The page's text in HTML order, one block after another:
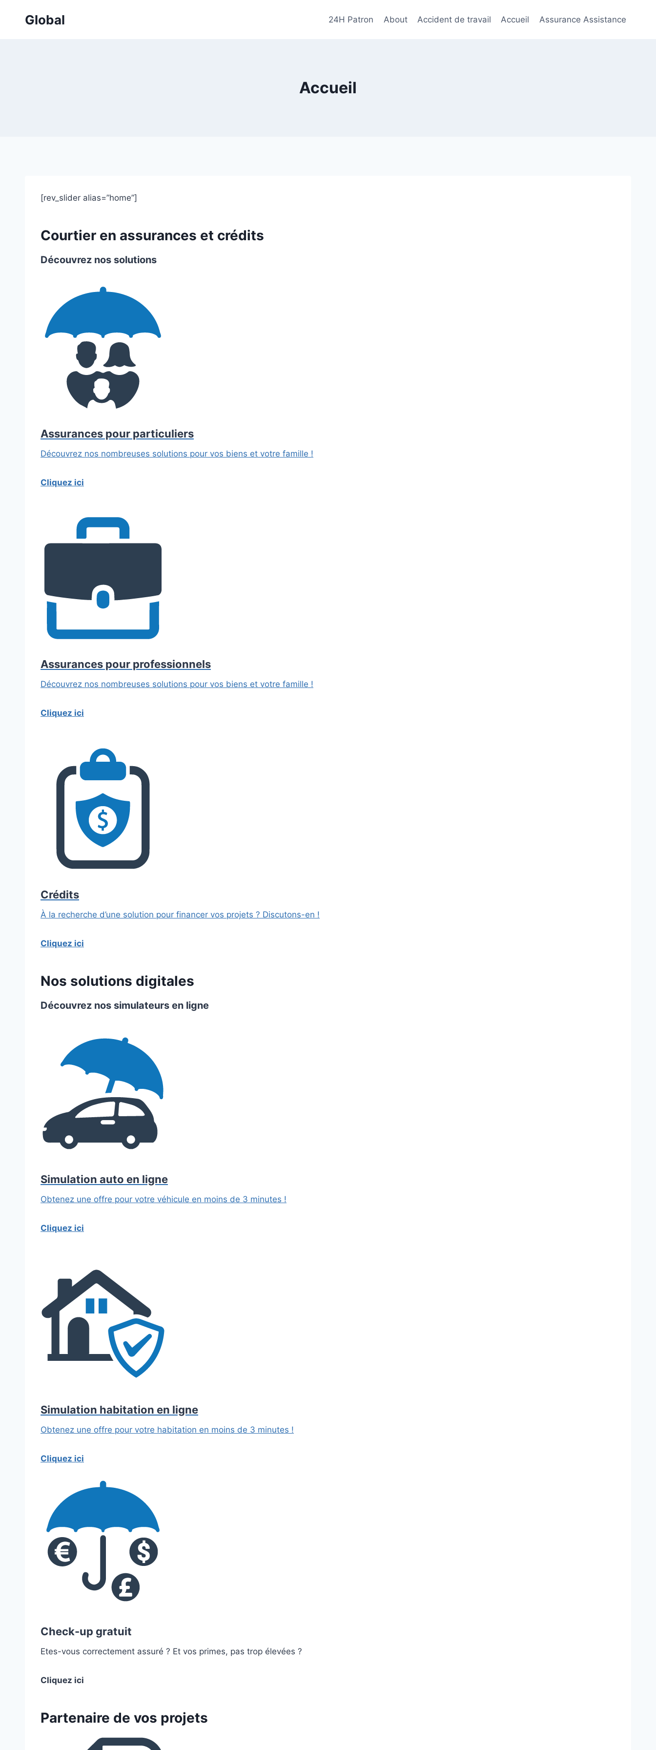
Global 24H Patron About Accident de travail Accueil Assurance Assistance
Accueil
[rev_slider alias=”home”]
Courtier en assurances et crédits
Découvrez nos solutions
Assurances pour particuliers
Découvrez nos nombreuses solutions pour vos biens et votre famille !
Cliquez ici
Assurances pour professionnels
Découvrez nos nombreuses solutions pour vos biens et votre famille !
Cliquez ici
Crédits
À la recherche d’une solution pour financer vos projets ? Discutons-en !
Cliquez ici
Nos solutions digitales
Découvrez nos simulateurs en ligne
Simulation auto en ligne
Obtenez une offre pour votre véhicule en moins de 3 minutes !
Cliquez ici
Simulation habitation en ligne
Obtenez une offre pour votre habitation en moins de 3 minutes !
Cliquez ici
Check-up gratuit
Etes-vous correctement assuré ? Et vos primes, pas trop élevées ?
Cliquez ici
Partenaire de vos projets